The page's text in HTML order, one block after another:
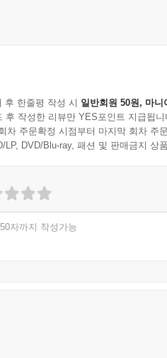
후 한줄평 작성 시 일반회원 50원, 마니
후 작성한 리뷰만 YES포인트 지급됩니
차 주문확정 시점부터 마지막 회차 주
LP, DVD/Blu-ray, 패션 및 판매금지 상
자까지 작성가능